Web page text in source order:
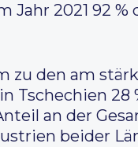
2021 92 %
zu den am
Tschechien 28
an der
beider